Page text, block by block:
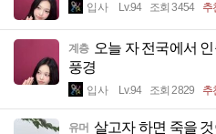
입사 Lv.94 조회 3454 추
계층 오늘 자 전국에서
풍경
입사 Lv.94 조회 2829 추
유머 살고자 하면 죽을